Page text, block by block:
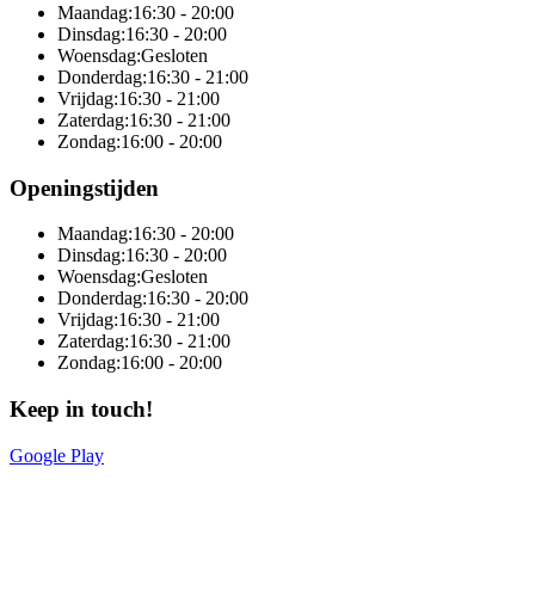
Maandag:16:30 - 20:00
Dinsdag:16:30 - 20:00
Woensdag:Gesloten
Donderdag:16:30 - 21:00
Vrijdag:16:30 - 21:00
Zaterdag:16:30 - 21:00
Zondag:16:00 - 20:00
Openingstijden
Maandag:16:30 - 20:00
Dinsdag:16:30 - 20:00
Woensdag:Gesloten
Donderdag:16:30 - 20:00
Vrijdag:16:30 - 21:00
Zaterdag:16:30 - 21:00
Zondag:16:00 - 20:00
Keep in touch!
Google Play